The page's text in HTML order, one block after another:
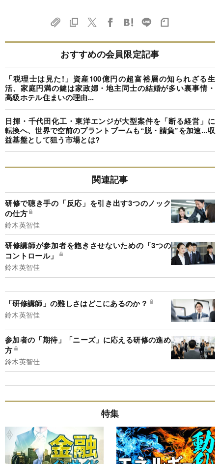
おすすめの会員限定記事
「税理士は見た!」資産100億円の超富裕層の知られざる生
活、家庭円満の鍵は家政婦・地主同士の結婚が多い裏事情・
高級ホテル住まいの理由...
日揮・千代田化工・東洋エンジが大型案件を「断る経営」に
転換へ、世界で空前のプラントブームも“脱・請負”を加速...収
益基盤として狙う市場とは?
関連記事
研修で聴き手の「反応」を引き出す3つのノック
の仕方
鈴木英智佳
研修講師が参加者を飽きさせないための「3つの
コントロール」
鈴木英智佳
「研修講師」の難しさはどこにあるのか？
鈴木英智佳
参加者の「期待」「ニーズ」に応える研修の進め
方
鈴木英智佳
特集